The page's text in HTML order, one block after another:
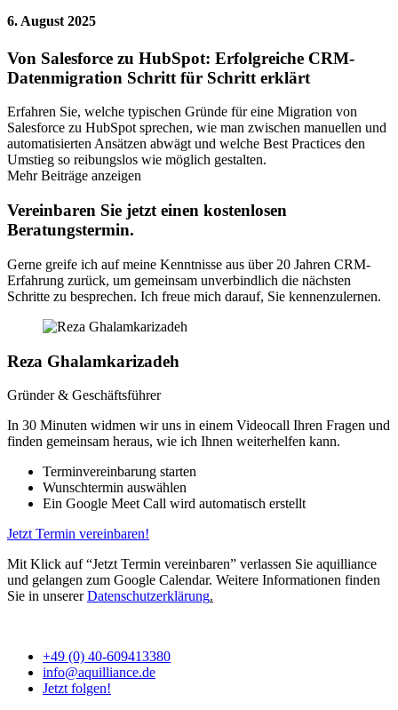
6. August 2025
Von Salesforce zu HubSpot: Erfolgreiche CRM-
Datenmigration Schritt für Schritt erklärt
Erfahren Sie, welche typischen Gründe für eine Migration von
Salesforce zu HubSpot sprechen, wie man zwischen manuellen und
automatisierten Ansätzen abwägt und welche Best Practices den
Umstieg so reibungslos wie möglich gestalten.
Mehr Beiträge anzeigen
Vereinbaren Sie jetzt einen kostenlosen
Beratungstermin.
Gerne greife ich auf meine Kenntnisse aus über 20 Jahren CRM-
Erfahrung zurück, um gemeinsam unverbindlich die nächsten
Schritte zu besprechen. Ich freue mich darauf, Sie kennenzulernen.
Reza Ghalamkarizadeh
Gründer & Geschäftsführer
In 30 Minuten widmen wir uns in einem Videocall Ihren Fragen und
finden gemeinsam heraus, wie ich Ihnen weiterhelfen kann.
Terminvereinbarung starten
Wunschtermin auswählen
Ein Google Meet Call wird automatisch erstellt
Jetzt Termin vereinbaren!
Mit Klick auf “Jetzt Termin vereinbaren” verlassen Sie aquilliance
und gelangen zum Google Calendar. Weitere Informationen finden
Sie in unsererDatenschutzerklärung.
+49 (0) 40-609413380
info@aquilliance.de
Jetzt folgen!